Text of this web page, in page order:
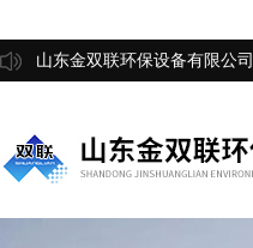
山东金双联环保设备有限公司